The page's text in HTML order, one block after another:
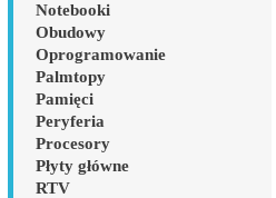
Notebooki
Obudowy
Oprogramowanie
Palmtopy
Pamięci
Peryferia
Procesory
Płyty główne
RTV